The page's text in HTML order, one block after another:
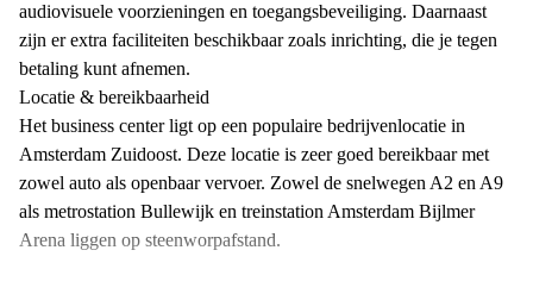
audiovisuele voorzieningen en toegangsbeveiliging. Daarnaast
zijn er extra faciliteiten beschikbaar zoals inrichting, die je tegen
betaling kunt afnemen.
Locatie & bereikbaarheid
Het business center ligt op een populaire bedrijvenlocatie in
Amsterdam Zuidoost. Deze locatie is zeer goed bereikbaar met
zowel auto als openbaar vervoer. Zowel de snelwegen A2 en A9
als metrostation Bullewijk en treinstation Amsterdam Bijlmer
Arena liggen op steenworpafstand.